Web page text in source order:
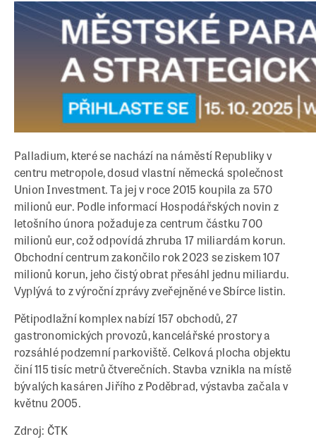
Palladium, které se nachází na náměstí Republiky v
centru metropole, dosud vlastní německá společnost
Union Investment. Ta jej v roce 2015 koupila za 570
milionů eur. Podle informací Hospodářských novin z
letošního února požaduje za centrum částku 700
milionů eur, což odpovídá zhruba 17 miliardám korun.
Obchodní centrum zakončilo rok 2023 se ziskem 107
milionů korun, jeho čistý obrat přesáhl jednu miliardu.
Vyplývá to z výroční zprávy zveřejněné ve Sbírce listin.
Pětipodlažní komplex nabízí 157 obchodů, 27
gastronomických provozů, kancelářské prostory a
rozsáhlé podzemní parkoviště. Celková plocha objektu
činí 115 tisíc metrů čtverečních. Stavba vznikla na místě
bývalých kasáren Jiřího z Poděbrad, výstavba začala v
květnu 2005.
Zdroj: ČTK